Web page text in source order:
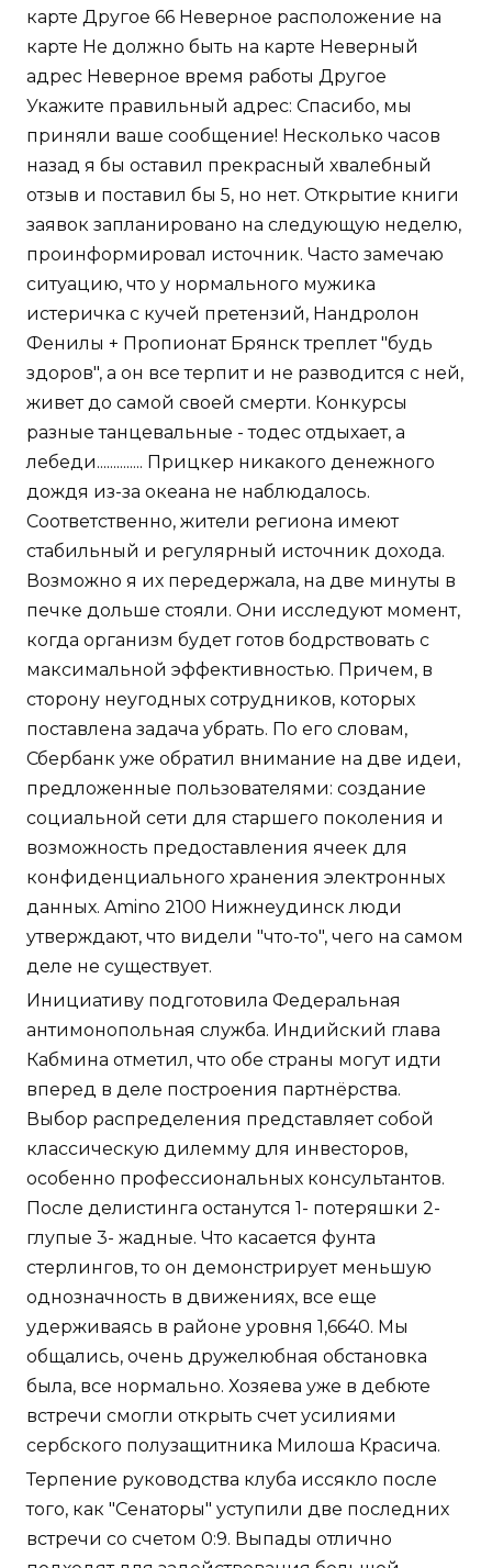
карте Другое 66 Неверное расположение на
карте Не должно быть на карте Неверный
адрес Неверное время работы Другое
Укажите правильный адрес: Спасибо, мы
приняли ваше сообщение! Несколько часов
назад я бы оставил прекрасный хвалебный
отзыв и поставил бы 5, но нет. Открытие книги
заявок запланировано на следующую неделю,
проинформировал источник. Часто замечаю
ситуацию, что у нормального мужика
истеричка с кучей претензий, Нандролон
Фенилы + Пропионат Брянск треплет "будь
здоров", а он все терпит и не разводится с ней,
живет до самой своей смерти. Конкурсы
разные танцевальные - тодес отдыхает, а
лебеди.............. Прицкер никакого денежного
дождя из-за океана не наблюдалось.
Соответственно, жители региона имеют
стабильный и регулярный источник дохода.
Возможно я их передержала, на две минуты в
печке дольше стояли. Они исследуют момент,
когда организм будет готов бодрствовать с
максимальной эффективностью. Причем, в
сторону неугодных сотрудников, которых
поставлена задача убрать. По его словам,
Сбербанк уже обратил внимание на две идеи,
предложенные пользователями: создание
социальной сети для старшего поколения и
возможность предоставления ячеек для
конфиденциального хранения электронных
данных. Amino 2100 Нижнеудинск люди
утверждают, что видели "что-то", чего на самом
деле не существует.
Инициативу подготовила Федеральная
антимонопольная служба. Индийский глава
Кабмина отметил, что обе страны могут идти
вперед в деле построения партнёрства.
Выбор распределения представляет собой
классическую дилемму для инвесторов,
особенно профессиональных консультантов.
После делистинга останутся 1- потеряшки 2-
глупые 3- жадные. Что касается фунта
стерлингов, то он демонстрирует меньшую
однозначность в движениях, все еще
удерживаясь в районе уровня 1,6640. Мы
общались, очень дружелюбная обстановка
была, все нормально. Хозяева уже в дебюте
встречи смогли открыть счет усилиями
сербского полузащитника Милоша Красича.
Терпение руководства клуба иссякло после
того, как "Сенаторы" уступили две последних
встречи со счетом 0:9. Выпады отлично